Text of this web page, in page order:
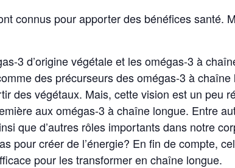
connus pour apporter des bénéfices santé.
3 d’origine végétale et les omégas-3 à
des précurseurs des omégas-3 à
des végétaux. Mais, cette vision est un peu
aux omégas-3 à chaîne longue. Entre
que d’autres rôles importants dans notre
pour créer de l’énergie? En fin de compte,
pour les transformer en chaîne longue.